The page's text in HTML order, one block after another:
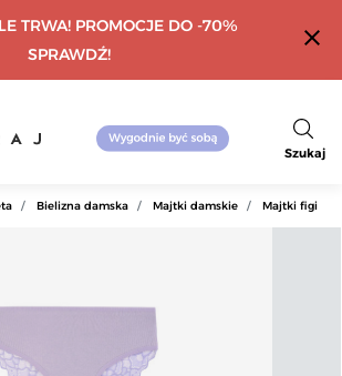
TRWA! PROMOCJE DO -70%
SPRAWDŹ!
close
Szukaj
Bielizna damska Majtki damskie Majtki figi